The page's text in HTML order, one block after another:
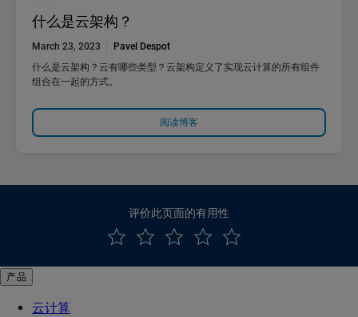
什么是云架构？
March 23, 2023
Pavel Despot
什么是云架构？云有哪些类型？云架构定义了实现云计算的所有组件
组合在一起的方式。
阅读博客
评价此页面的有用性
产品
云计算